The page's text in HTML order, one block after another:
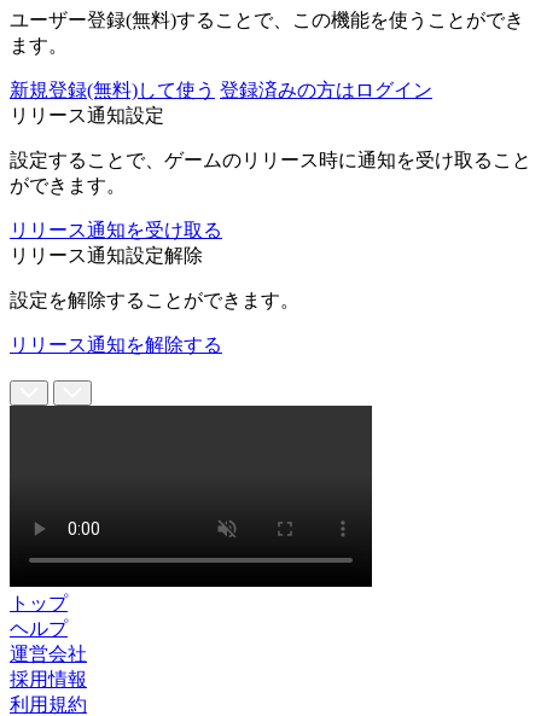
ユーザー登録(無料)することで、この機能を使うことができ
ます。
新規登録(無料)して使う 登録済みの方はログイン
リリース通知設定
設定することで、ゲームのリリース時に通知を受け取ること
ができます。
リリース通知を受け取る
リリース通知設定解除
設定を解除することができます。
リリース通知を解除する
トップ
ヘルプ
運営会社
採用情報
利用規約